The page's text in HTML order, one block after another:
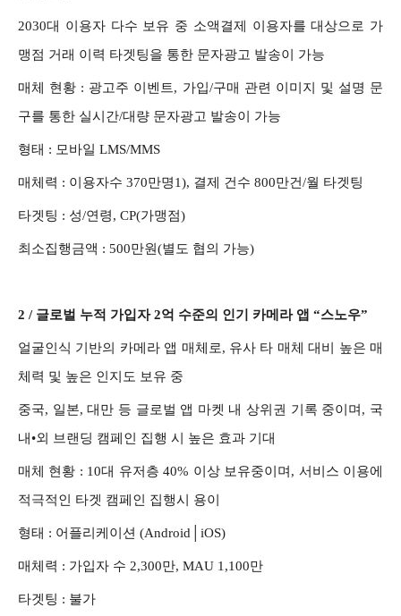
2030대 이용자 다수 보유 중 소액결제 이용자를 대상으로 가
맹점 거래 이력 타겟팅을 통한 문자광고 발송이 가능
매체 현황 : 광고주 이벤트, 가입/구매 관련 이미지 및 설명 문
구를 통한 실시간/대량 문자광고 발송이 가능
형태 : 모바일 LMS/MMS
매체력 : 이용자수 370만명1), 결제 건수 800만건/월 타겟팅
타겟팅 : 성/연령, CP(가맹점)
최소집행금액 : 500만원(별도 협의 가능)
2 / 글로벌 누적 가입자 2억 수준의 인기 카메라 앱 “스노우”
얼굴인식 기반의 카메라 앱 매체로, 유사 타 매체 대비 높은 매
체력 및 높은 인지도 보유 중
중국, 일본, 대만 등 글로벌 앱 마켓 내 상위권 기록 중이며, 국
내•외 브랜딩 캠페인 집행 시 높은 효과 기대
매체 현황 : 10대 유저층 40% 이상 보유중이며, 서비스 이용에
적극적인 타겟 캠페인 집행시 용이
형태 : 어플리케이션 (Android│iOS)
매체력 : 가입자 수 2,300만, MAU 1,100만
타겟팅 : 불가